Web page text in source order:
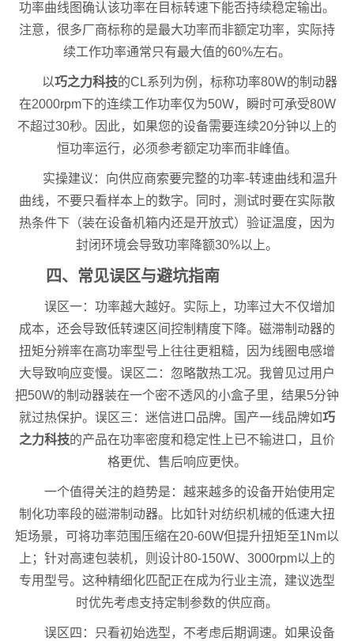
功率曲线图确认该功率在目标转速下能否持续稳定输出。
注意，很多厂商标称的是最大功率而非额定功率，实际持
续工作功率通常只有最大值的60%左右。
以巧之力科技的CL系列为例，标称功率80W的制动器
在2000rpm下的连续工作功率仅为50W，瞬时可承受80W
不超过30秒。因此，如果您的设备需要连续20分钟以上的
恒功率运行，必须参考额定功率而非峰值。
实操建议：向供应商索要完整的功率-转速曲线和温升
曲线，不要只看样本上的数字。同时，测试时要在实际散
热条件下（装在设备机箱内还是开放式）验证温度，因为
封闭环境会导致功率降额30%以上。
四、常见误区与避坑指南
误区一：功率越大越好。实际上，功率过大不仅增加
成本，还会导致低转速区间控制精度下降。磁滞制动器的
扭矩分辨率在高功率型号上往往更粗糙，因为线圈电感增
大导致响应变慢。误区二：忽略散热工况。我曾见过用户
把50W的制动器装在一个密不透风的小盒子里，结果5分钟
就过热保护。误区三：迷信进口品牌。国产一线品牌如巧
之力科技的产品在功率密度和稳定性上已不输进口，且价
格更优、售后响应更快。
一个值得关注的趋势是：越来越多的设备开始使用定
制化功率段的磁滞制动器。比如针对纺织机械的低速大扭
矩场景，可将功率范围压缩在20-60W但提升扭矩至1Nm以
上；针对高速包装机，则设计80-150W、3000rpm以上的
专用型号。这种精细化匹配正在成为行业主流，建议选型
时优先考虑支持定制参数的供应商。
误区四：只看初始选型，不考虑后期调速。如果设备